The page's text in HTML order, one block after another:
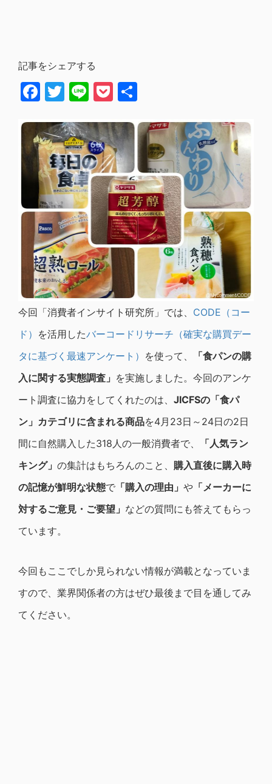
記事をシェアする
Facebook
Twitter
LinePocket
今回「消費者インサイト研究所」では、 CODE（コー
ド） を活用したバーコードリサーチ（確実な購買デー
タに基づく最速アンケート） を使って、
「食パンの購
入に関する実態調査」 を実施しました。今回のアンケ
ート調査に協力をしてくれたのは、 JICFSの「食パ
ン」カテゴリに含まれる商品を4月23日～24日の2日
間に自然購入した318人の一般消費者で、
「人気ラン
キング」 の集計はもちろんのこと、 購入直後に購入時
の記憶が鮮明な状態で 「購入の理由」 や 「メーカーに
対するご意見・ご要望」 などの質問にも答えてもらっ
ています。
今回もここでしか見られない情報が満載となっていま
すので、業界関係者の方はぜひ最後まで目を通してみ
てください。